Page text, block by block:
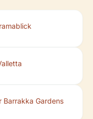
Barrakka Gardens